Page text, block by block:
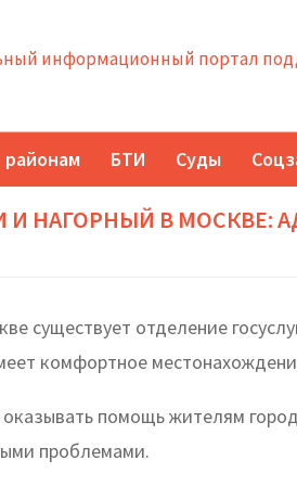
информационный портал
БТИ Суды
НАГОРНЫЙ В МОСКВЕ:
существует отделение
комфортное
помощь жителям
проблемами.